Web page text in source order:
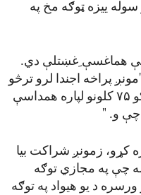
ییزه ټوګه مخ په
ژمنې هماغسې ِغښتلې دي.
پراخه اجندا لرو ترڅو
ډاډمن شو چې دغه اتحاد د راتلونکو ۷۵ کلونو لپاره همداسې
کړو، زمونږ شراکت بیا
چې په مجازي توګه
د یو هیواد په توګه